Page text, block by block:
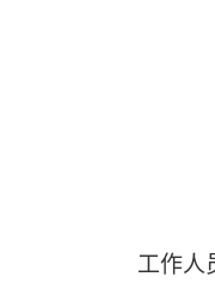
工作人